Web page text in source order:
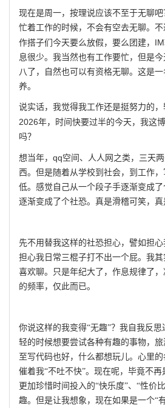
现在是周一，按理说应该不至于无聊吧
忙着工作的时候，不会有空去无聊。
作搭子们今天要么放假，要么团建， IM
息很少。我当然也有工作要忙，但是
八了，自然也可以有资格无聊。这是
养。
说实话，我觉得我工作还是挺努力的，
2026年，时间快要过半的今天，我这
吗？
想当年， qq空间、人人网之类，三天
西。但是随着从学校到社会，到工作
低。感觉自己从一个段子手逐渐变成
逐渐变成了个社恐。真是滑稽可笑，真
先不用替我这样的社恐担心，譬如担心
担心我日常三棍子打不出一个屁。我
喜欢聊。只是年纪大了，作息规律了
的频率，仅此而已。
你说这样的我变得“无趣”？我自我反
轻的时候想要尝试各种有趣的事物，
至写代码也好，什么都想玩儿。心里的
催着我“不吐不快”。现在呢，毕竟不再
更加珍惜时间投入的“快乐度”、“性价
趣。但是让我想象，现在如果是一个“